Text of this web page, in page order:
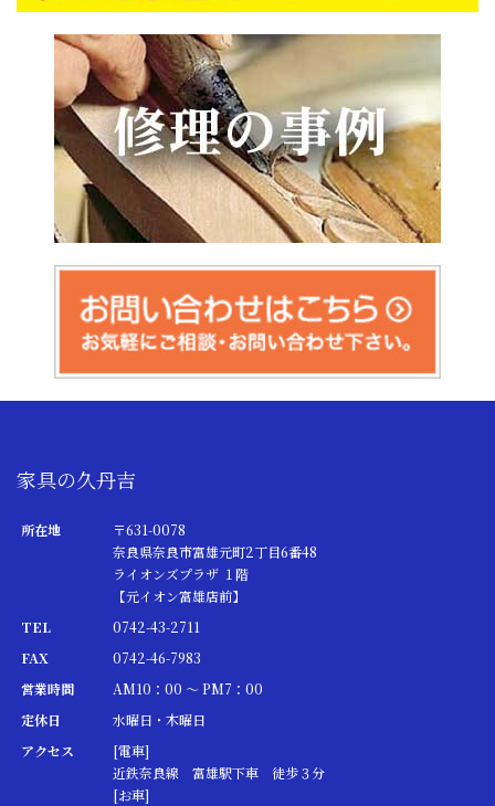
家具の久丹吉
所在地
〒631-0078
奈良県奈良市富雄元町2丁目6番48
ライオンズプラザ １階
【元イオン富雄店前】
TEL
0742-43-2711
FAX
0742-46-7983
営業時間
AM10：00 ～ PM7：00
定休日
水曜日・木曜日
アクセス
[電車]
近鉄奈良線 富雄駅下車 徒歩３分
[お車]